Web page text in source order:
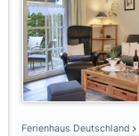
Ferienhaus Deutschland